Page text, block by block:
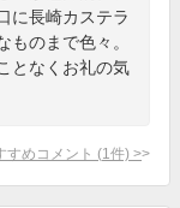
に長崎カステラ
ものまで色々。
となくお礼の気
すめコメント (1 件) >